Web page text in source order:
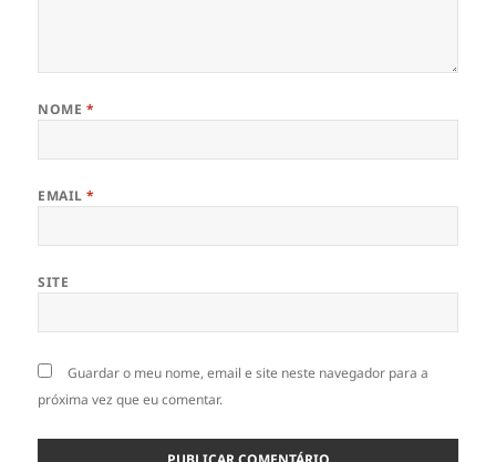
NOME *
EMAIL*
SITE
Guardar o meu nome, email e site neste navegador para a
próxima vez que eu comentar.